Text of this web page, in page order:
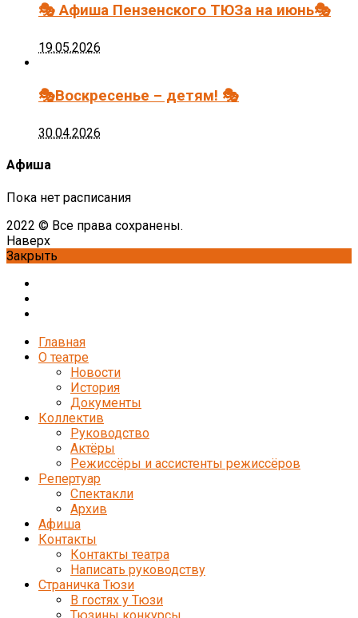
🎭 Афиша Пензенского ТЮЗа на июнь🎭
19.05.2026
🎭Воскресенье – детям! 🎭
30.04.2026
Афиша
Пока нет расписания
2022 © Все права сохранены.
Наверх
Закрыть
Главная
О театре
Новости
История
Документы
Коллектив
Руководство
Актёры
Режиссёры и ассистенты режиссёров
Репертуар
Спектакли
Архив
Афиша
Контакты
Контакты театра
Написать руководству
Страничка Тюзи
В гостях у Тюзи
Тюзины конкурсы